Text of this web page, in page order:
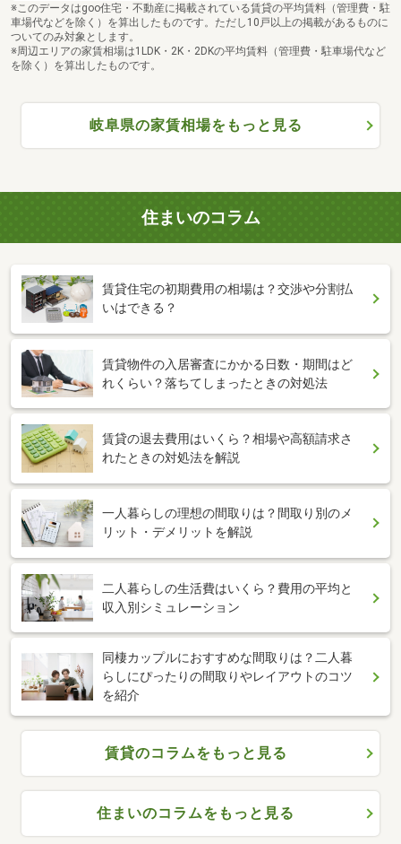
※このデータはgoo住宅・不動産に掲載されている賃貸の平均賃料（管理費・駐
車場代などを除く）を算出したものです。ただし10戸以上の掲載があるものに
ついてのみ対象とします。
※周辺エリアの家賃相場は1LDK・2K・2DKの平均賃料（管理費・駐車場代など
を除く）を算出したものです。
岐阜県の家賃相場をもっと見る
住まいのコラム
賃貸住宅の初期費用の相場は？交渉や分割払
いはできる？
賃貸物件の入居審査にかかる日数・期間はど
れくらい？落ちてしまったときの対処法
賃貸の退去費用はいくら？相場や高額請求さ
れたときの対処法を解説
一人暮らしの理想の間取りは？間取り別のメ
リット・デメリットを解説
二人暮らしの生活費はいくら？費用の平均と
収入別シミュレーション
同棲カップルにおすすめな間取りは？二人暮
らしにぴったりの間取りやレイアウトのコツ
を紹介
賃貸のコラムをもっと見る
住まいのコラムをもっと見る